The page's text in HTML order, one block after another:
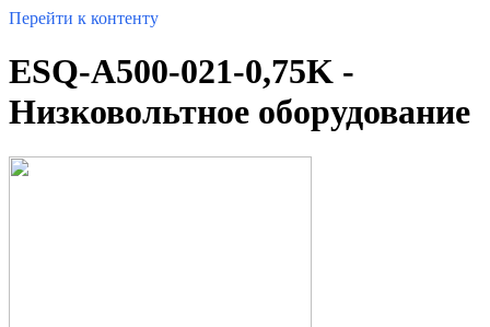
Перейти к контенту
ESQ-A500-021-0,75K -
Низковольтное оборудование